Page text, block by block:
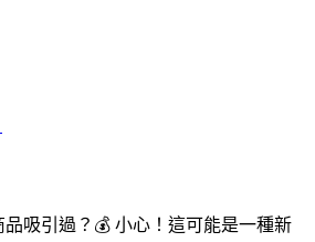
吸引過？💰 小心！這可能是一種新